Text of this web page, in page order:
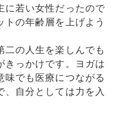
に若い女性だったので
の年齢層を上げよう
二の人生を楽しんでも
きっかけです。ヨガは
味でも医療につながる
、自分としては力を入